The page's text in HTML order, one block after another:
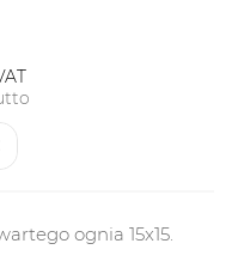
ognia 15x15.